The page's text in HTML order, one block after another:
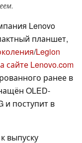
Lenovo
планшет,
/Legion
сайте Lenovo.com
ранее в
OLED-
и поступит в
выпуску